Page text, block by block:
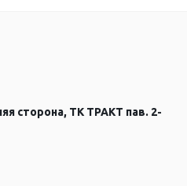
сторона, ТК ТРАКТ пав. 2-